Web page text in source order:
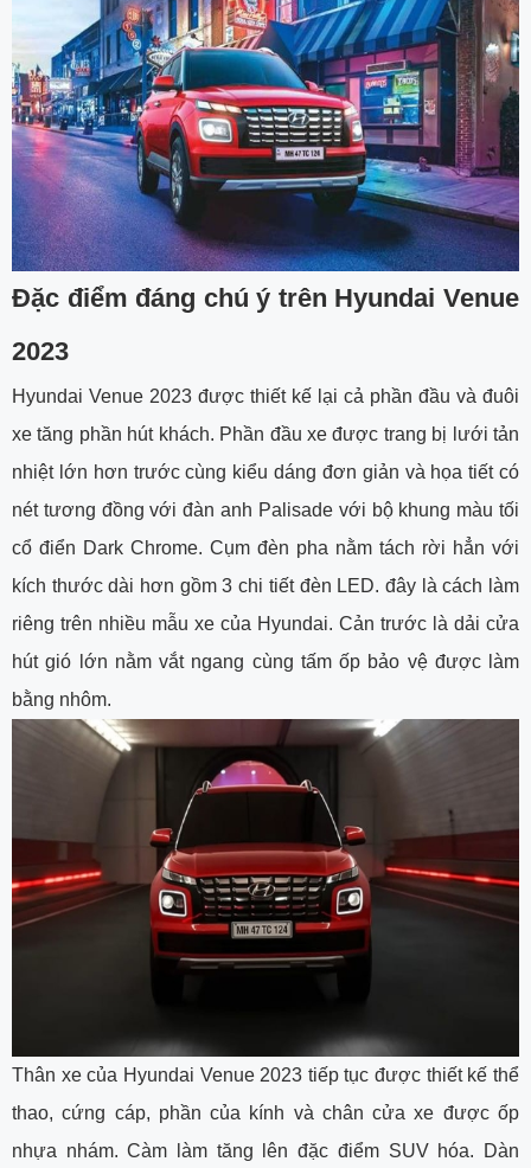
Đặc điểm đáng chú ý trên Hyundai Venue
2023
Hyundai Venue 2023 được thiết kế lại cả phần đầu và đuôi
xe tăng phần hút khách. Phần đầu xe được trang bị lưới tản
nhiệt lớn hơn trước cùng kiểu dáng đơn giản và họa tiết có
nét tương đồng với đàn anh Palisade với bộ khung màu tối
cổ điển Dark Chrome. Cụm đèn pha nằm tách rời hẳn với
kích thước dài hơn gồm 3 chi tiết đèn LED. đây là cách làm
riêng trên nhiều mẫu xe của Hyundai. Cản trước là dải cửa
hút gió lớn nằm vắt ngang cùng tấm ốp bảo vệ được làm
bằng nhôm.
Thân xe của Hyundai Venue 2023 tiếp tục được thiết kế thể
thao, cứng cáp, phần của kính và chân cửa xe được ốp
nhựa nhám. Càm làm tăng lên đặc điểm SUV hóa. Dàn